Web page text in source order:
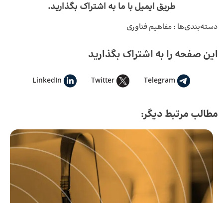
طریقایمیلبا ما به اشتراک بگذارید.
دسته‌بندی‌ها :مفاهیم فناوری
این صفحه را به اشتراک بگذارید
Telegram
Twitter
LinkedIn
مطالب مرتبط دیگر: